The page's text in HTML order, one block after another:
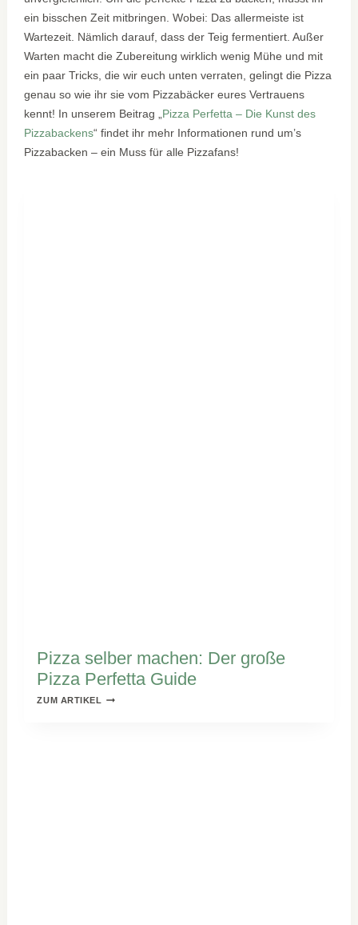
ein bisschen Zeit mitbringen. Wobei: Das allermeiste ist
Wartezeit. Nämlich darauf, dass der Teig fermentiert. Außer
Warten macht die Zubereitung wirklich wenig Mühe und mit
ein paar Tricks, die wir euch unten verraten, gelingt die Pizza
genau so wie ihr sie vom Pizzabäcker eures Vertrauens
kennt! In unserem Beitrag „ Pizza Perfetta – Die Kunst des
Pizzabackens“ findet ihr mehr Informationen rund um’s
Pizzabacken – ein Muss für alle Pizzafans!
Pizza selber machen: Der große
Pizza Perfetta Guide
ZUM ARTIKEL PIZZA